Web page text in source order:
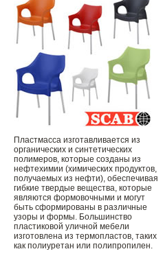
Пластмасса изготавливается из
органических и синтетических
полимеров, которые созданы из
нефтехимии (химических продуктов,
получаемых из нефти), обеспечивая
гибкие твердые вещества, которые
являются формовочными и могут
быть сформированы в различные
узоры и формы. Большинство
пластиковой уличной мебели
изготовлена ​​из термопластов, таких
как полиуретан или полипропилен.